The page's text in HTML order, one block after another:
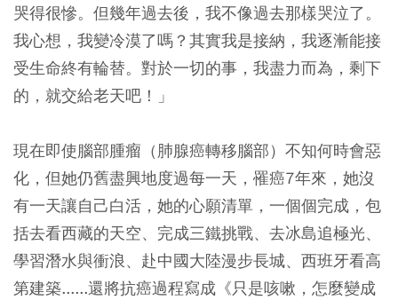
哭得很慘。但幾年過去後，我不像過去那樣哭泣了。
我心想，我變冷漠了嗎？其實我是接納，我逐漸能接
受生命終有輪替。對於一切的事，我盡力而為，剩下
的，就交給老天吧！」
現在即使腦部腫瘤（肺腺癌轉移腦部）不知何時會惡
化，但她仍舊盡興地度過每一天，罹癌7年來，她沒
有一天讓自己白活，她的心願清單，一個個完成，包
括去看西藏的天空、完成三鐵挑戰、去冰島追極光、
學習潛水與衝浪、赴中國大陸漫步長城、西班牙看高
第建築......還將抗癌過程寫成《只是咳嗽，怎麼變成